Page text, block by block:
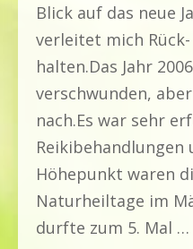
Blick auf das neue
verleitet mich
halten.Das Jahr
verschwunden,
nach.Es war sehr
Reikibehandlungen
Höhepunkt waren
Naturheiltage im
durfte zum 5. Mal …